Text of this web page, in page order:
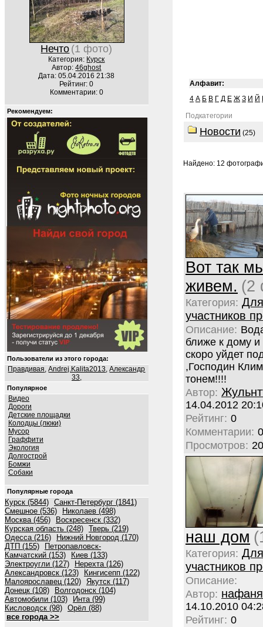
Нечто (1 фото)
Категория: Курск
Автор:46ghost
Дата: 05.04.2016 21:38
Рейтинг: 0
Комментарии: 0
Рекомендуем:
Пользователи из этого города:
Правдивая,Andrej.Kalita2013,Александр
33,
Популярное
Видео
Дороги
Детские площадки
Колодцы (люки)
Мусор
Граффити
Экология
Долгострой
Бомжи
Собаки
Популярные города
Курск (5844) Санкт-Петербург (1841)
Смешное (536)
Николаев (498)
Москва (456)
Воскресенск (332)
Курская область (248) Тверь (219)
Одесса (216)
Нижний Новгород (170)
ДТП (155)
Петропавловск-
Камчатский (153)
Киев (133)
Электроугли (127)
Нерехта (126)
Александровск (123)
Кингисепп (122)
Малоярославец (120) Якутск (117)
Донецк (108)
Волгодонск (104)
Автомобили (103)
Инта (99)
Кисловодск (98) Орёл (88)
все города >>
Алфавит:
4 А Б В Г Д Е Ж З И Й
Подкатегории
Новости (25)
Найдено: 12
Вот так
живем. (2
Категория: Для
участников
Описание:
ближе к дому
скоро уйдет
,Господин
тонем!!!!
Автор:
14.04.2012
Рейтинг: 0
Комментарии: 0
Просмотров:
наш дом
Категория: Для
участников
Описание:
Автор: нафаня
14.10.2010
Рейтинг: 0